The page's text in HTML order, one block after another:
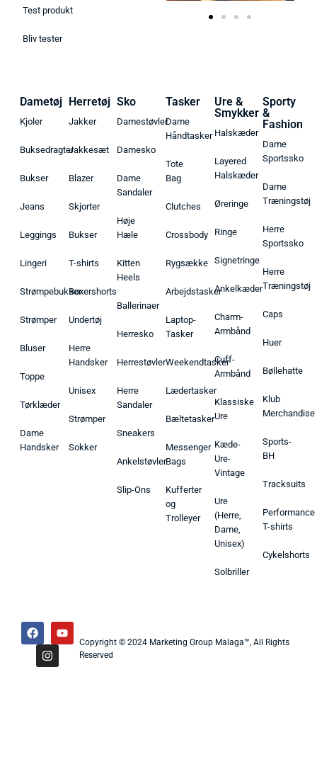
Test produkt
Bliv tester
Dametøj
Kjoler
Buksedragter
Bukser
Jeans
Leggings
Lingeri
Strømpebukser
Strømper
Bluser
Toppe
Tørklæder
Dame
Handsker
Herretøj
Jakker
Jakkesæt
Blazer
Skjorter
Bukser
T-shirts
Boxershorts
Undertøj
Herre
Handsker
Unisex
Strømper
Sokker
Sko
Damestøvler
Damesko
Dame
Sandaler
Høje
Hæle
Kitten
Heels
Ballerinaer
Herresko
Herrestøvler
Herre
Sandaler
Sneakers
Ankelstøvler
Slip-Ons
Tasker
Dame
Håndtasker
Tote
Bag
Clutches
Crossbody
Rygsække
Arbejdstasker
Laptop-
Tasker
Weekendtasker
Lædertasker
Bæltetasker
Messenger
Bags
Kufferter
og
Trolleyer
Ure &
Smykker
Halskæder
Layered
Halskæder
Øreringe
Ringe
Signetringe
Ankelkæder
Charm-
Armbånd
Cuff-
Armbånd
Klassiske
Ure
Kæde-
Ure-
Vintage
Ure
(Herre,
Dame,
Unisex)
Solbriller
Sporty
&
Fashion
Dame
Sportssko
Dame
Træningstøj
Herre
Sportssko
Herre
Træningstøj
Caps
Huer
Bøllehatte
Klub
Merchandise
Sports-
BH
Tracksuits
Performance
T-shirts
Cykelshorts
Copyright © 2024 Marketing Group Malaga™, All Rights
Reserved